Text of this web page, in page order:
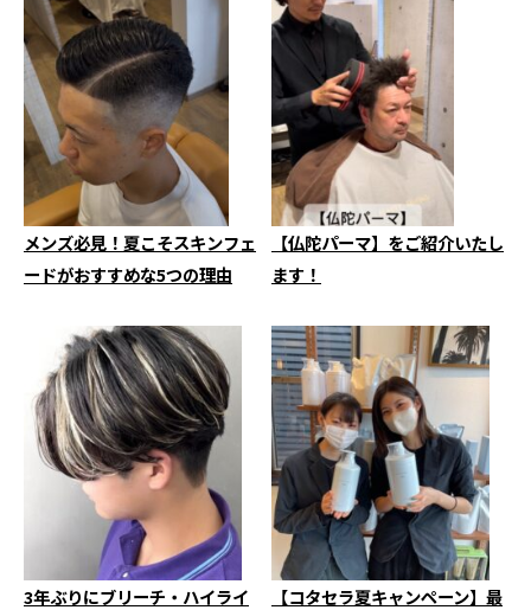
メンズ必見！夏こそスキンフェ
ードがおすすめな5つの理由
【仏陀パーマ】をご紹介いたし
ます！
3年ぶりにブリーチ・ハイライ
【コタセラ夏キャンペーン】最